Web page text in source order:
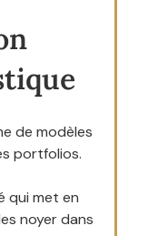
de modèles
portfolios.
qui met en
noyer dans